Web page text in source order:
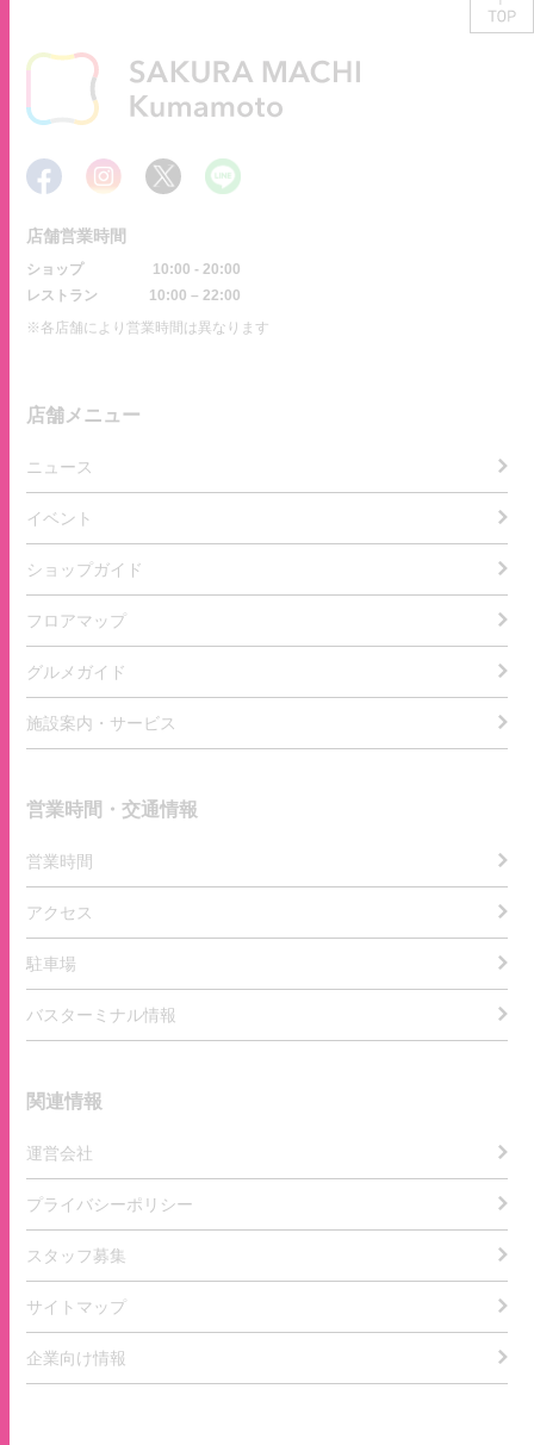
店舗営業時間
ショップ
10:00 - 20:00
レストラン
10:00 – 22:00
※各店舗により営業時間は異なります
店舗メニュー
ニュース
イベント
ショップガイド
フロアマップ
グルメガイド
施設案内・サービス
営業時間・交通情報
営業時間
アクセス
駐車場
バスターミナル情報
関連情報
運営会社
プライバシーポリシー
スタッフ募集
サイトマップ
企業向け情報